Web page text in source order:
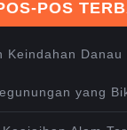
POS
Keindahan Danau
yang